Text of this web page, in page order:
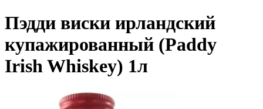
Пэдди виски ирландский
купажированный (Paddy
Irish Whiskey) 1л